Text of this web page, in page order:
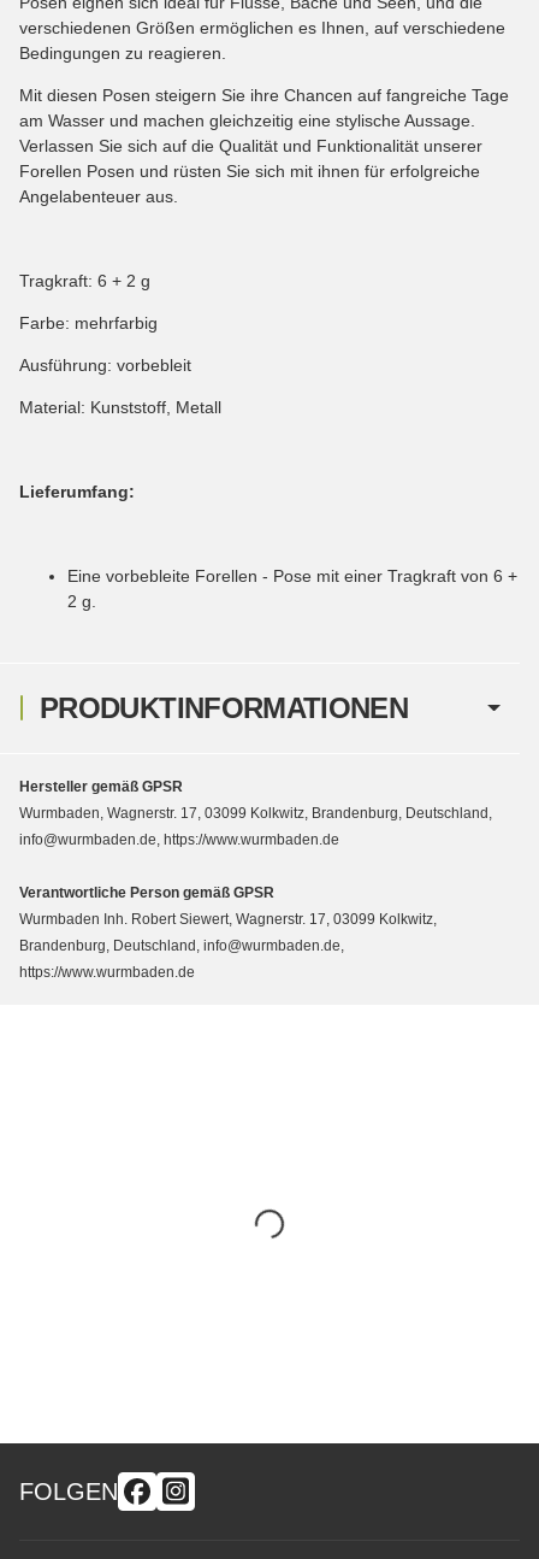
PRODUKTINFORMATIONEN
verschiedenen Größen ermöglichen es Ihnen, auf verschiedene
Bedingungen zu reagieren.
Mit diesen Posen steigern Sie ihre Chancen auf fangreiche Tage
am Wasser und machen gleichzeitig eine stylische Aussage.
Verlassen Sie sich auf die Qualität und Funktionalität unserer
Forellen Posen und rüsten Sie sich mit ihnen für erfolgreiche
Angelabenteuer aus.
Tragkraft: 6 + 2 g
Farbe: mehrfarbig
Ausführung: vorbebleit
Material: Kunststoff, Metall
Lieferumfang:
Eine vorbebleite Forellen - Pose mit einer Tragkraft von 6 +
2 g
Hersteller gemäß GPSR
Wurmbaden, Wagnerstr. 17, 03099 Kolkwitz, Brandenburg, Deutschland,
info@wurmbaden.de, https://www.wurmbaden.de
Verantwortliche Person gemäß GPSR
Wurmbaden Inh. Robert Siewert, Wagnerstr. 17, 03099 Kolkwitz,
Brandenburg, Deutschland, info@wurmbaden.de,
https://www.wurmbaden.de
FOLGEN